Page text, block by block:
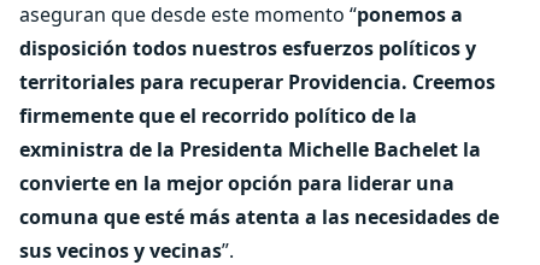
aseguran que desde este momento “ponemos a
disposición todos nuestros esfuerzos políticos y
territoriales para recuperar Providencia. Creemos
firmemente que el recorrido político de la
exministra de la Presidenta Michelle Bachelet la
convierte en la mejor opción para liderar una
comuna que esté más atenta a las necesidades de
sus vecinos y vecinas”.